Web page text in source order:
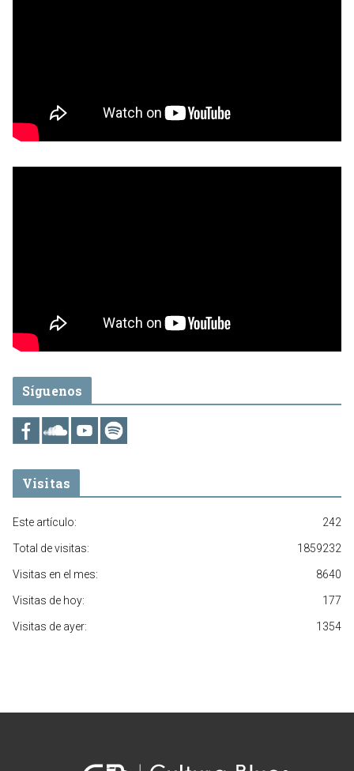
Síguenos
Visitas
242
Este artículo:
1859232
Total de visitas:
8640
Visitas en el mes:
177
Visitas de hoy:
1354
Visitas de ayer: